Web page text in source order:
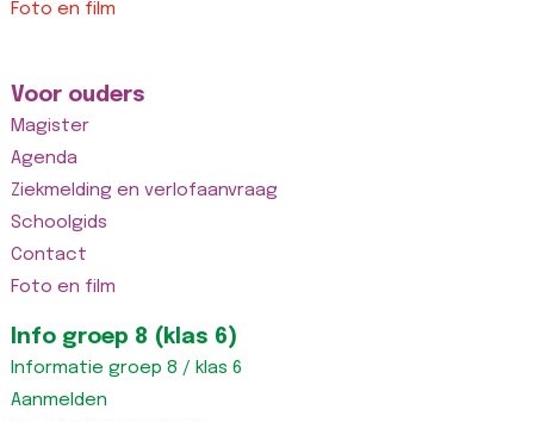
Foto en film
Voor ouders
Magister
Agenda
Ziekmelding en verlofaanvraag
Schoolgids
Contact
Foto en film
Info groep 8 (klas 6)
Informatie groep 8 / klas 6
Aanmelden